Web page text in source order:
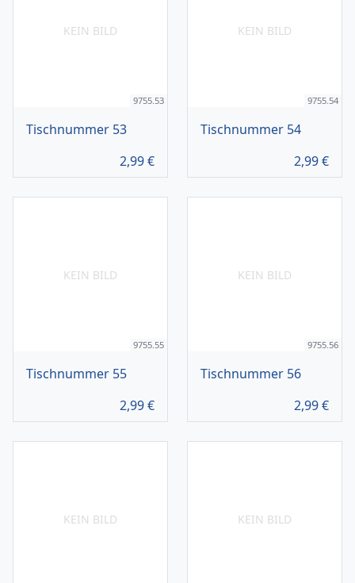
KEIN BILD
9755.53
Tischnummer 53
2,99€
KEIN BILD
9755.54
Tischnummer 54
2,99€
KEIN BILD
9755.55
Tischnummer 55
2,99€
KEIN BILD
9755.56
Tischnummer 56
2,99€
KEIN BILD KEIN BILD